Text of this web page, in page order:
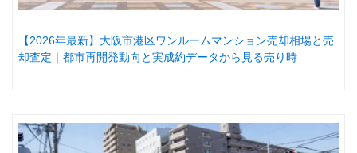
【2026年最新】大阪市港区ワンルームマンション売却相場と売
却査定｜都市再開発動向と実成約データから見る売り時